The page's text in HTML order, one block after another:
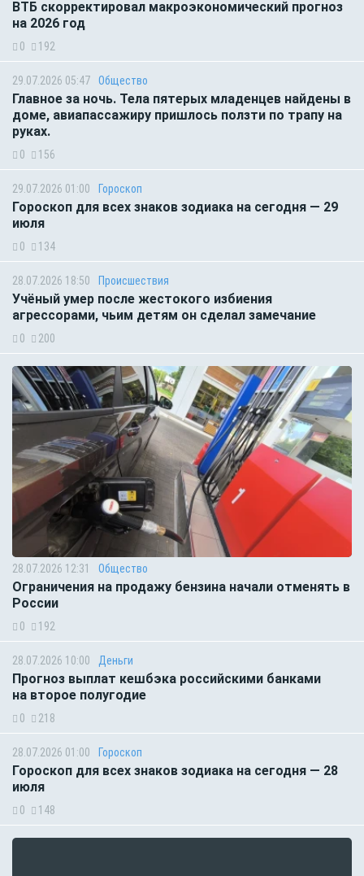
ВТБ скорректировал макроэкономический прогноз
на 2026 год
0 192
29.07.2026 05:47 Общество
Главное за ночь. Тела пятерых младенцев найдены в
доме, авиапассажиру пришлось ползти по трапу на
руках.
0 156
29.07.2026 01:00 Гороскоп
Гороскоп для всех знаков зодиака на сегодня — 29
июля
0 134
28.07.2026 18:50 Происшествия
Учёный умер после жестокого избиения
агрессорами, чьим детям он сделал замечание
0 200
28.07.2026 12:31 Общество
Ограничения на продажу бензина начали отменять в
России
0 192
28.07.2026 10:00 Деньги
Прогноз выплат кешбэка российскими банками
на второе полугодие
0 218
28.07.2026 01:00 Гороскоп
Гороскоп для всех знаков зодиака на сегодня — 28
июля
0 148